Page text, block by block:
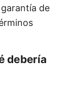
de
debería